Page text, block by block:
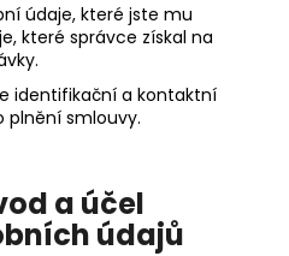
údaje, které jste mu
které správce získal na
identifikační a kontaktní
plnění smlouvy.
a účel
údajů